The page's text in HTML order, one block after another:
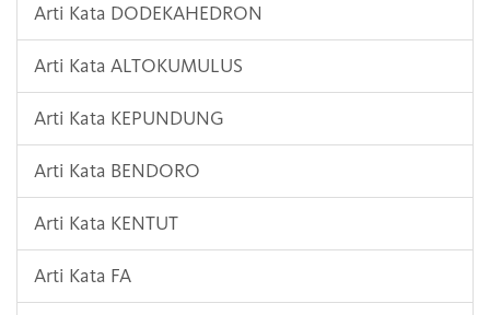
Arti Kata DODEKAHEDRON
Arti Kata ALTOKUMULUS
Arti Kata KEPUNDUNG
Arti Kata BENDORO
Arti Kata KENTUT
Arti Kata FA